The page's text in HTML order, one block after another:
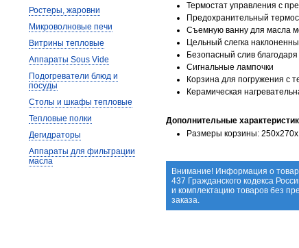
Термостат управления с
Предохранительный
Съемную ванну для масла
Цельный слегка
Безопасный слив
Сигнальные лампочки
Корзина для погружения с
Керамическая
Дополнительные
Размеры корзины:
Внимание! Информация о
437 Гражданского кодекса
и комплектацию товаров без
заказа.
Ростеры, жаровни
Микроволновые печи
Витрины тепловые
Аппараты Sous Vide
Подогреватели блюд и
посуды
Столы и шкафы тепловые
Тепловые полки
Дегидраторы
Аппараты для фильтрации
масла